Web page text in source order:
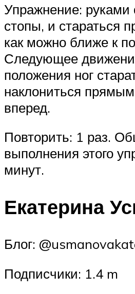
Упражнение: руками
стопы, и стараться
как можно ближе к
Следующее
положения ног
наклониться
вперед.
Повторить: 1 раз.
выполнения этого
минут.
Екатерина
Блог:
Подписчики: 1.4 m